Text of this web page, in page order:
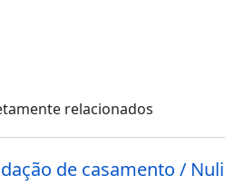
relacionados
de casamento /